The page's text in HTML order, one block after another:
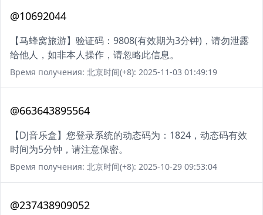
@10692044
【马蜂窝旅游】验证码：9808(有效期为3分钟)，请勿泄露
给他人，如非本人操作，请忽略此信息。
Время получения: 北京时间(+8): 2025-11-03 01:49:19
@663643895564
【DJ音乐盒】您登录系统的动态码为：1824，动态码有效
时间为5分钟，请注意保密。
Время получения: 北京时间(+8): 2025-10-29 09:53:04
@237438909052